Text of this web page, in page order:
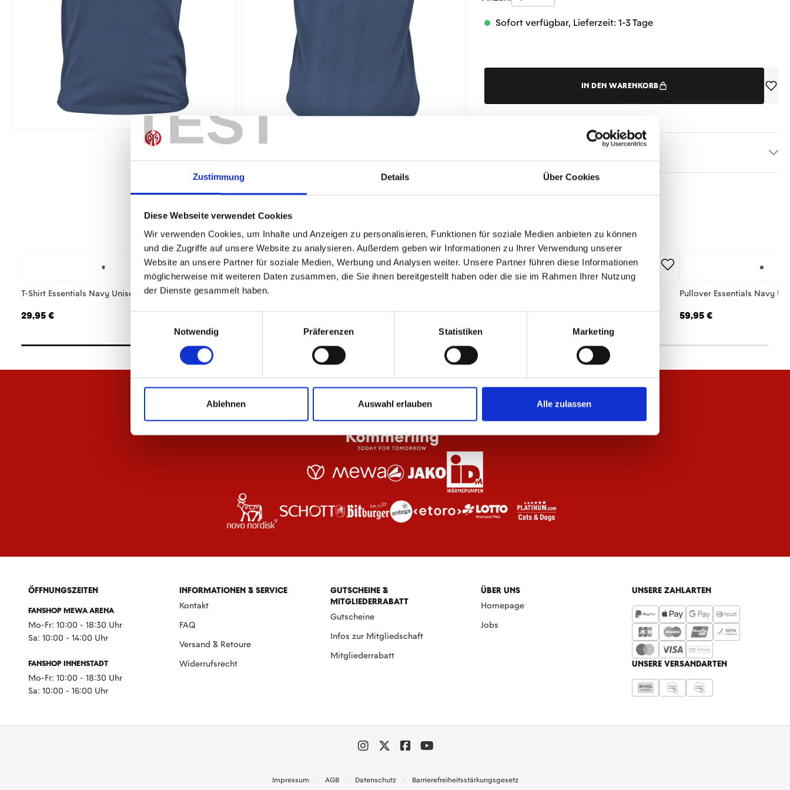
TEST
Zustimmung Details Über Cookies
Diese Webseite verwendet Cookies
Wir verwenden Cookies, um Inhalte und Anzeigen zu personalisieren, Funktionen für soziale Medien anbieten zu können
und die Zugriffe auf unsere Website zu analysieren. Außerdem geben wir Informationen zu Ihrer Verwendung unserer
Website an unsere Partner für soziale Medien, Werbung und Analysen weiter. Unsere Partner führen diese Informationen
möglicherweise mit weiteren Daten zusammen, die Sie ihnen bereitgestellt haben oder die sie im Rahmen Ihrer Nutzung
der Dienste gesammelt haben.
Notwendig
Präferenzen Statistiken Marketing
Ablehnen Auswahl erlauben Alle zulassen
Sofort verfügbar, Lieferzeit: 1-3 Tage
IN DEN WARENKORB
T-Shirt Essentials Navy Unisex
29,95 €
T-Shirt Essentials Anthrazit Unisex
29,95 € 24,95 € 29,95 €
Pullover Essentials Navy
59,95 €
ÖFFNUNGSZEITEN
FANSHOP MEWA ARENA
Mo-Fr: 10:00 - 18:30 Uhr
Sa: 10:00 - 14:00 Uhr
FANSHOP INNENSTADT
Mo-Fr: 10:00 - 18:30 Uhr
Sa: 10:00 - 16:00 Uhr
INFORMATIONEN & SERVICE
Kontakt
FAQ
Versand & Retoure
Widerrufsrecht
GUTSCHEINE &
MITGLIEDERRABATT
Gutscheine
Infos zur Mitgliedschaft
Mitgliederrabatt
ÜBER UNS
Homepage
Jobs
UNSERE ZAHLARTEN
UNSERE VERSANDARTEN
Impressum AGB Datenschutz Barrierefreiheitsstärkungsgesetz